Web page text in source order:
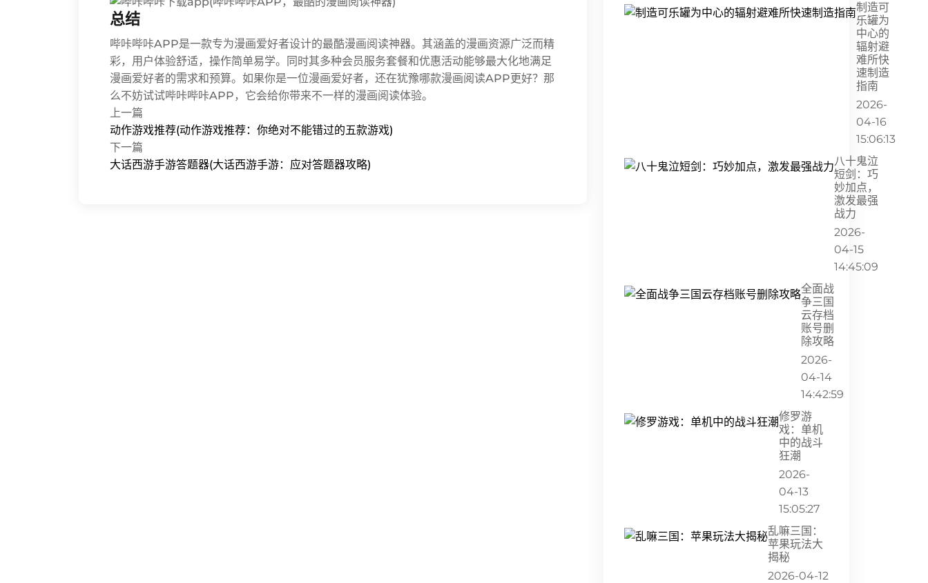
总结
哔咔哔咔APP是一款专为漫画爱好者设计的最酷漫画阅读神器。其涵盖的漫画资源广泛而精
彩，用户体验舒适，操作简单易学。同时其多种会员服务套餐和优惠活动能够最大化地满足
漫画爱好者的需求和预算。如果你是一位漫画爱好者，还在犹豫哪款漫画阅读APP更好？那
么不妨试试哔咔哔咔APP，它会给你带来不一样的漫画阅读体验。
上一篇
动作游戏推荐(动作游戏推荐：你绝对不能错过的五款游戏)
下一篇
大话西游手游答题器(大话西游手游：应对答题器攻略)
制造可
乐罐为
中心的
辐射避
难所快
速制造
指南
2026-
04-16
15:06:13
八十鬼泣
短剑：巧
妙加点，
激发最强
战力
2026-
04-15
14:45:09
全面战
争三国
云存档
账号删
除攻略
2026-
04-14
14:42:59
修罗游
戏：单机
中的战斗
狂潮
2026-
04-13
15:05:27
乱嘛三国：
苹果玩法大
揭秘
2026-04-12